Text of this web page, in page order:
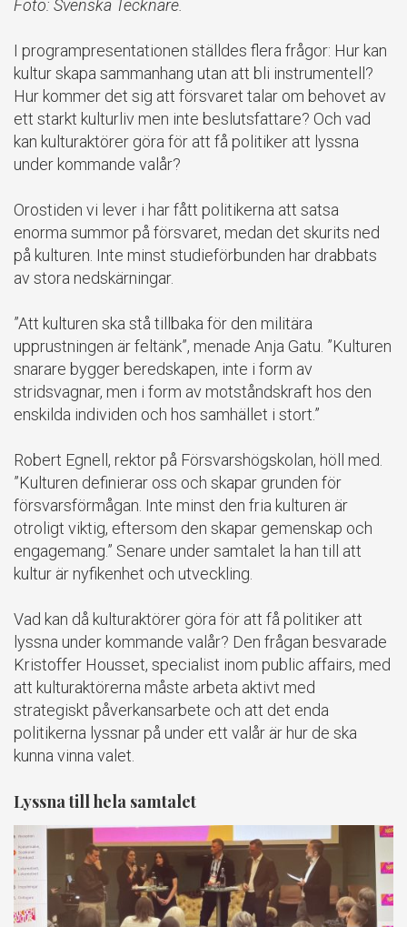
Foto: Svenska Tecknare.
I programpresentationen ställdes flera frågor: Hur kan
kultur skapa sammanhang utan att bli instrumentell?
Hur kommer det sig att försvaret talar om behovet av
ett starkt kulturliv men inte beslutsfattare? Och vad
kan kulturaktörer göra för att få politiker att lyssna
under kommande valår?
Orostiden vi lever i har fått politikerna att satsa
enorma summor på försvaret, medan det skurits ned
på kulturen. Inte minst studieförbunden har drabbats
av stora nedskärningar.
”Att kulturen ska stå tillbaka för den militära
upprustningen är feltänk”, menade Anja Gatu. ”Kulturen
snarare bygger beredskapen, inte i form av
stridsvagnar, men i form av motståndskraft hos den
enskilda individen och hos samhället i stort.”
Robert Egnell, rektor på Försvarshögskolan, höll med.
”Kulturen definierar oss och skapar grunden för
försvarsförmågan. Inte minst den fria kulturen är
otroligt viktig, eftersom den skapar gemenskap och
engagemang.” Senare under samtalet la han till att
kultur är nyfikenhet och utveckling.
Vad kan då kulturaktörer göra för att få politiker att
lyssna under kommande valår? Den frågan besvarade
Kristoffer Housset, specialist inom public affairs, med
att kulturaktörerna måste arbeta aktivt med
strategiskt påverkansarbete och att det enda
politikerna lyssnar på under ett valår är hur de ska
kunna vinna valet.
Lyssna till hela samtalet